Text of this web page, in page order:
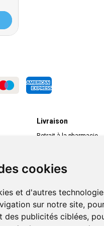
cookies
et d'autres
sur notre site,
des publicités ciblées,
Livraison
Retrait à la pharmacie
Livraison dans un Point